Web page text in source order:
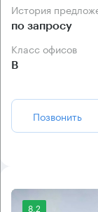
История
по запросу
Класс офисов
B
Позвонить
8.2